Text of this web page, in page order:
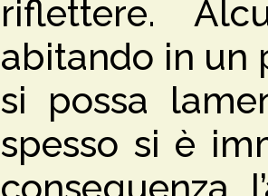
riflettere.
abitando in un
si possa
spesso si è